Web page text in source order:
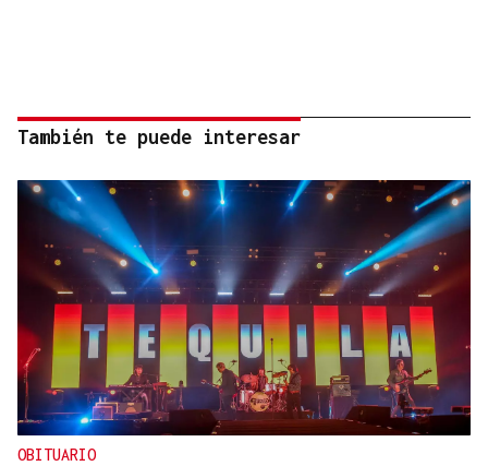
También te puede interesar
OBITUARIO